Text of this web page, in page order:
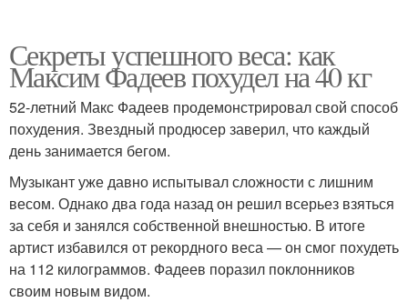
Секреты успешного веса: как
Максим Фадеев похудел на 40 кг
52-летний Макс Фадеев продемонстрировал свой способ
похудения. Звездный продюсер заверил, что каждый
день занимается бегом.
Музыкант уже давно испытывал сложности с лишним
весом. Однако два года назад он решил всерьез взяться
за себя и занялся собственной внешностью. В итоге
артист избавился от рекордного веса — он смог похудеть
на 112 килограммов. Фадеев поразил поклонников
своим новым видом.